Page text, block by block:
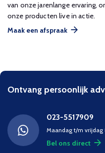
van onze jarenlange ervaring,
onze producten live in actie.
Maak een afspraak
Ontvang persoonlijk
023-5517909
Maandag t/m vrijdag
Bel ons direct